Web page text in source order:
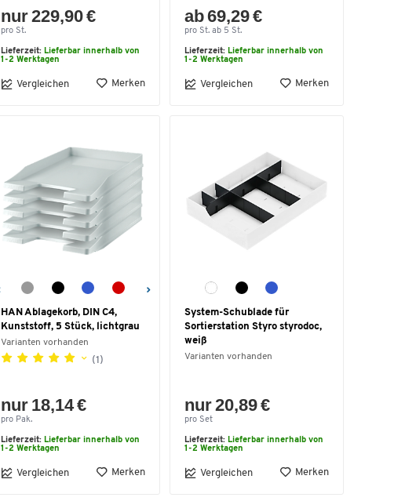
nur 229,90 €
pro St.
Lieferzeit: Lieferbar innerhalb von
1-2 Werktagen
Vergleichen Merken
ab 69,29 €
pro St. ab 5 St.
Lieferzeit: Lieferbar innerhalb von
1-2 Werktagen
Vergleichen Merken
HAN Ablagekorb, DIN C4,
Kunststoff, 5 Stück, lichtgrau
Varianten vorhanden
(1)
nur 18,14 €
pro Pak.
Lieferzeit: Lieferbar innerhalb von
1-2 Werktagen
Vergleichen Merken
System-Schublade für
Sortierstation Styro styrodoc,
weiß
Varianten vorhanden
nur 20,89 €
pro Set
Lieferzeit: Lieferbar innerhalb von
1-2 Werktagen
Vergleichen Merken